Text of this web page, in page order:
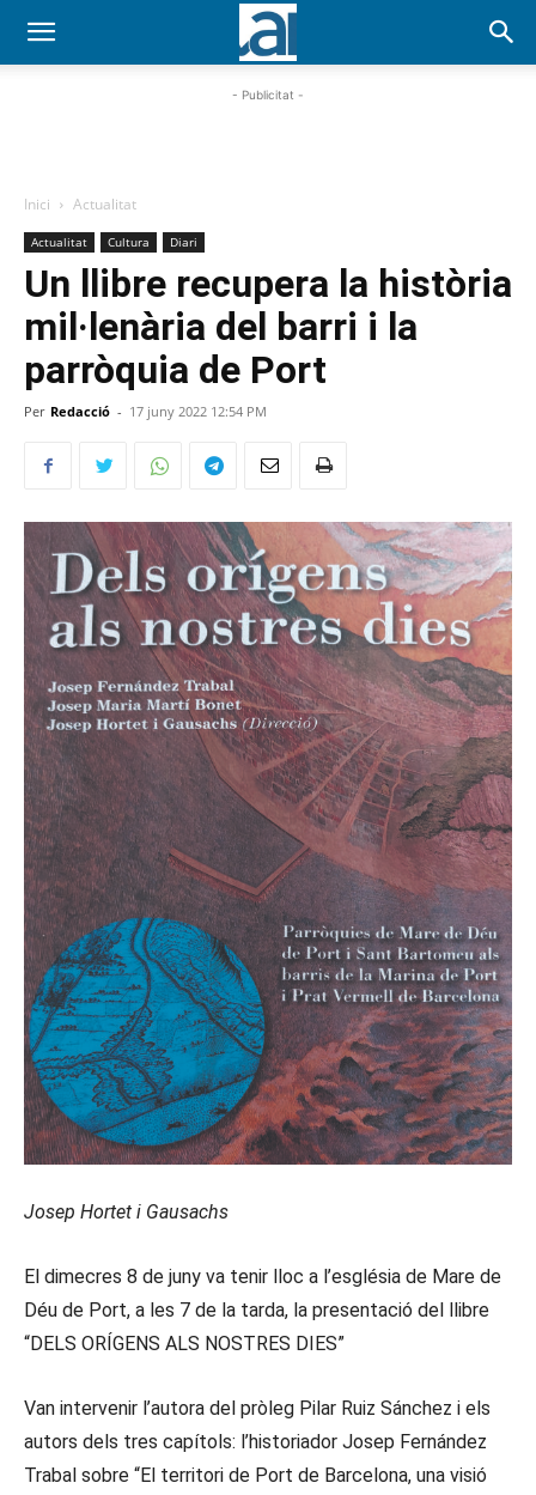
- Publicitat -
Inici Actualitat
Actualitat Cultura Diari
Un llibre recupera la història
mil·lenària del barri i la
parròquia de Port
Per Redacció - 17 juny 2022 12:54 PM
Josep Hortet i Gausachs
El dimecres 8 de juny va tenir lloc a l’església de Mare de
Déu de Port, a les 7 de la tarda, la presentació del llibre
“DELS ORÍGENS ALS NOSTRES DIES”
Van intervenir l’autora del pròleg Pilar Ruiz Sánchez i els
autors dels tres capítols: l’historiador Josep Fernández
Trabal sobre “El territori de Port de Barcelona, una visió